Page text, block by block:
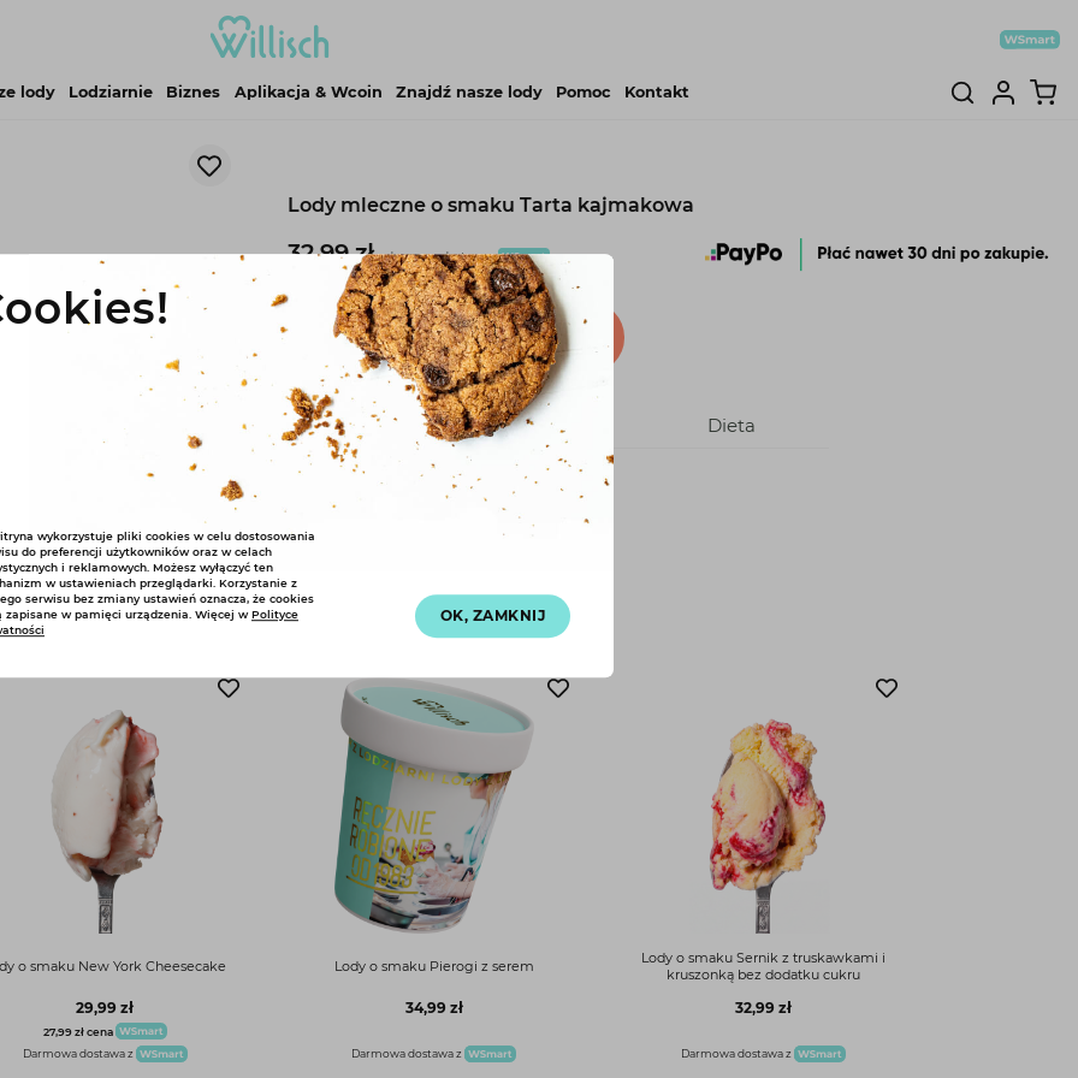
lody Lodziarnie Biznes Aplikacja & Wcoin Znajdź nasze lody Pomoc Kontakt
Lody mleczne o smaku Tarta kajmakowa
32,99 zł darmowa dostawa z
POWIADOM
O DOSTĘPNOŚCI
Opis Składniki Dieta
Brak informacji
Ten smak dobrze łączy się z:
o smaku New York Cheesecake
29,99 zł
27,99 zł cena
Darmowa dostawa z
Lody o smaku Pierogi z serem
34,99 zł
Darmowa dostawa z
Lody o smaku Sernik z truskawkami i
kruszonką bez dodatku cukru
32,99 zł
Darmowa dostawa z
wykorzystuje pliki cookies w celu dostosowania
do preferencji użytkowników oraz w celach
i reklamowych. Możesz wyłączyć ten
w ustawieniach przeglądarki. Korzystanie z
serwisu bez zmiany ustawień oznacza, że cookies
zapisane w pamięci urządzenia. Więcej wPolityce
OK, ZAMKNIJ